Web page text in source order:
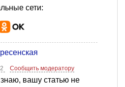
сети:
Сообщить модератору
вашу статью не